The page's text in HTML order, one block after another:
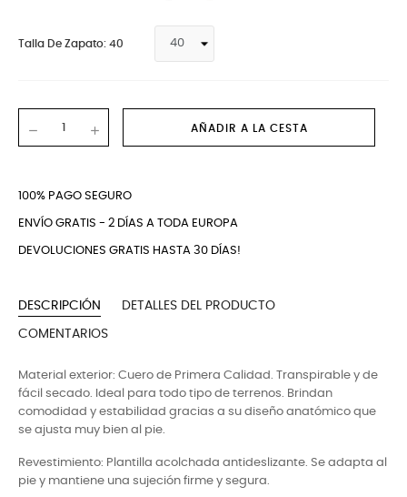
Talla De Zapato: 40
AÑADIR A LA CESTA
100% PAGO SEGURO
ENVÍO GRATIS - 2 DÍAS A TODA EUROPA
DEVOLUCIONES GRATIS HASTA 30 DÍAS!
DESCRIPCIÓN DETALLES DEL PRODUCTO
COMENTARIOS
Material exterior: Cuero de Primera Calidad. Transpirable y de
fácil secado. Ideal para todo tipo de terrenos. Brindan
comodidad y estabilidad gracias a su diseño anatómico que
se ajusta muy bien al pie.
Revestimiento: Plantilla acolchada antideslizante. Se adapta al
pie y mantiene una sujeción firme y segura.